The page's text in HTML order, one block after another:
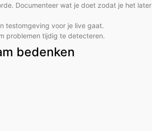
Documenteer wat je doet zodat je het later
testomgeving voor je live gaat.
problemen tijdig te detecteren.
bedenken